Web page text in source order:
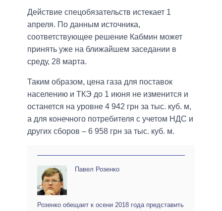
Действие спецобязательств истекает 1
апреля. По данным источника,
соответствующее решение Кабмин может
принять уже на ближайшем заседании в
среду, 28 марта.
Таким образом, цена газа для поставок
населению и ТКЭ до 1 июня не изменится и
останется на уровне 4 942 грн за тыс. куб. м,
а для конечного потребителя с учетом НДС и
других сборов – 6 958 грн за тыс. куб. м.
Павел Розенко
Розенко обещает к осени 2018 года представить